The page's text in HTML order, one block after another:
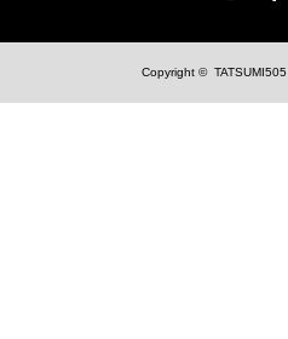
Copyright © TATSUMI505